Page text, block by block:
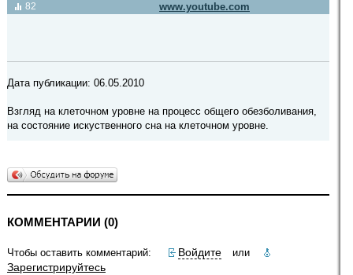
82
Видео транслируется с сайта www.youtube.com
Дата публикации: 06.05.2010
Взгляд на клеточном уровне на процесс общего обезболивания,
на состояние искуственного сна на клеточном уровне.
КОММЕНТАРИИ (0)
Чтобы оставить комментарий: Войдите или
Зарегистрируйтесь